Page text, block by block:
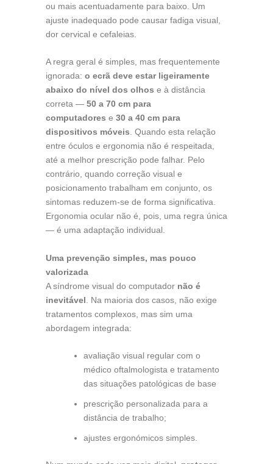
ou mais acentuadamente para baixo. Um
ajuste inadequado pode causar fadiga visual,
dor cervical e cefaleias.
A regra geral é simples, mas frequentemente
ignorada: o ecrã deve estar ligeiramente
abaixo do nível dos olhos e à distância
correta — 50 a 70 cm para
computadores e 30 a 40 cm para
dispositivos móveis. Quando esta relação
entre óculos e ergonomia não é respeitada,
até a melhor prescrição pode falhar. Pelo
contrário, quando correção visual e
posicionamento trabalham em conjunto, os
sintomas reduzem-se de forma significativa.
Ergonomia ocular não é, pois, uma regra única
— é uma adaptação individual.
Uma prevenção simples, mas pouco
valorizada
A síndrome visual do computador não é
inevitável . Na maioria dos casos, não exige
tratamentos complexos, mas sim uma
abordagem integrada:
avaliação visual regular com o
médico oftalmologista e tratamento
das situações patológicas de base
prescrição personalizada para a
distância de trabalho;
ajustes ergonómicos simples.